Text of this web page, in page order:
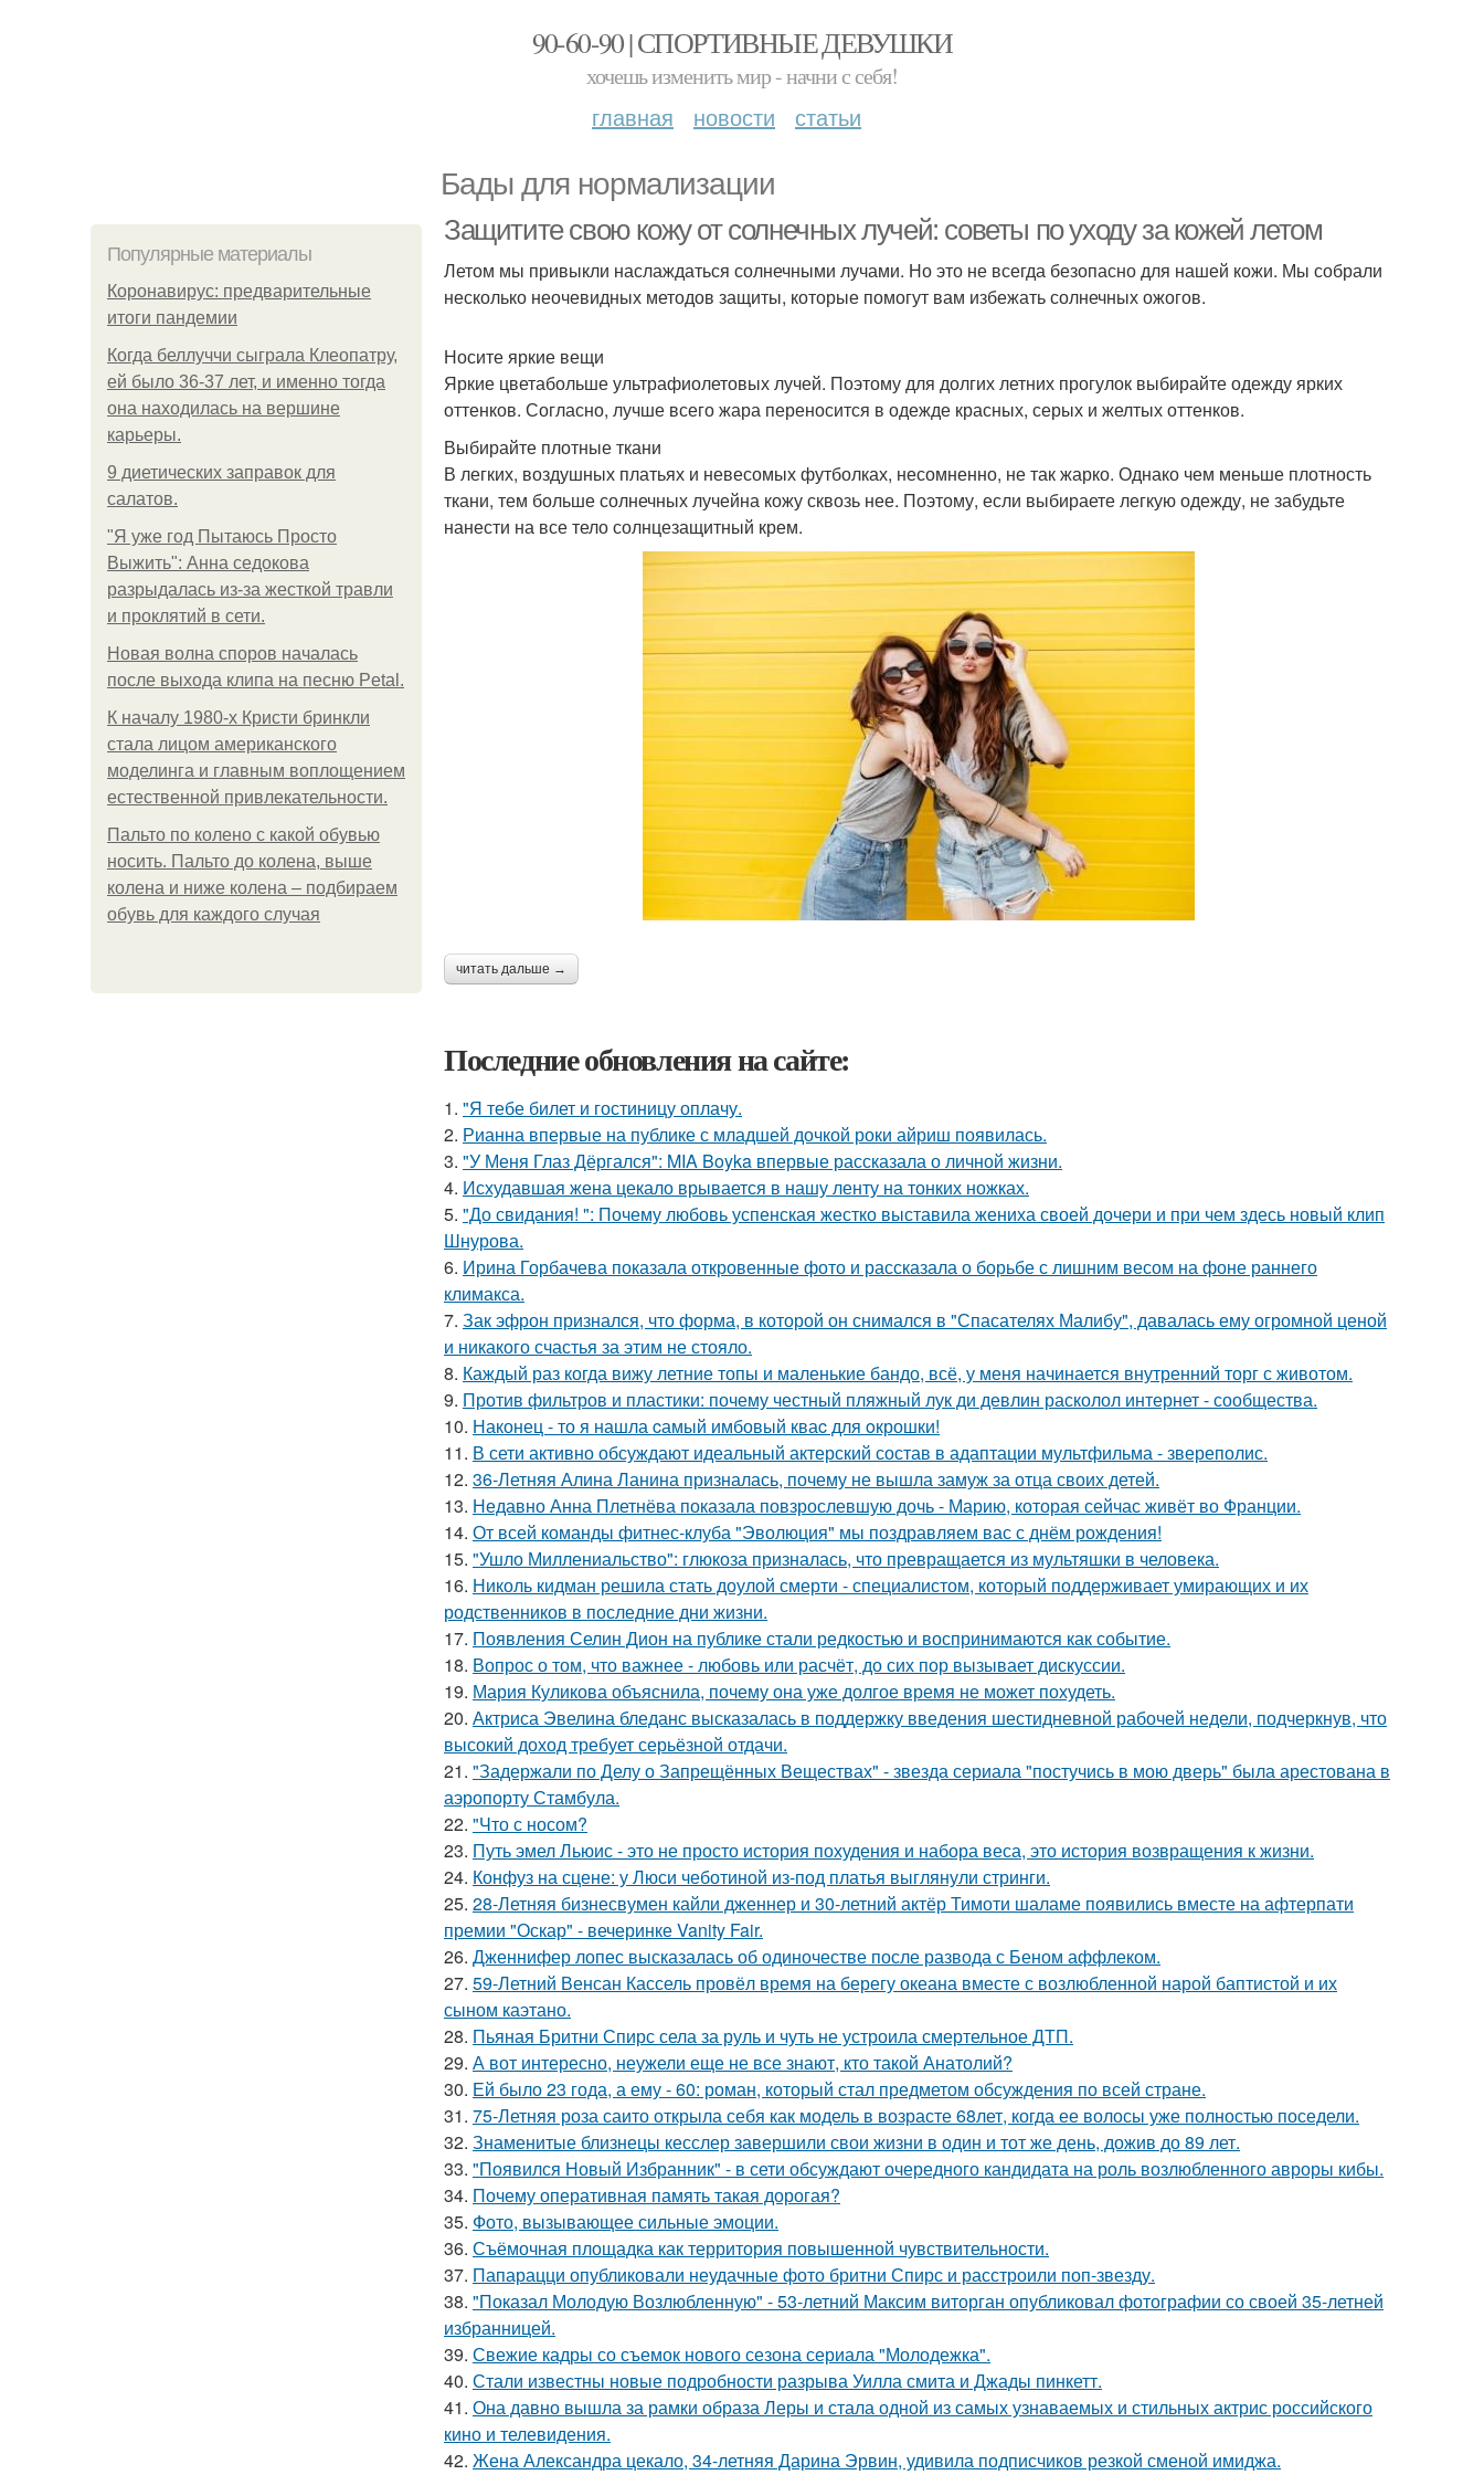
90-60-90 | СПОРТИВНЫЕ ДЕВУШКИ
хочешь изменить мир - начни с себя!
главная новости статьи
Бады для нормализации
Популярные материалы
Коронавирус: предварительные
итоги пандемии
Когда беллуччи сыграла Клеопатру,
ей было 36-37 лет, и именно тогда
она находилась на вершине
карьеры.
9 диетических заправок для
салатов.
"Я уже год Пытаюсь Просто
Выжить": Анна седокова
разрыдалась из-за жесткой травли
и проклятий в сети.
Новая волна споров началась
после выхода клипа на песню Petal.
К началу 1980-х Кристи бринкли
стала лицом американского
моделинга и главным воплощением
естественной привлекательности.
Пальто по колено с какой обувью
носить. Пальто до колена, выше
колена и ниже колена – подбираем
обувь для каждого случая
Защитите свою кожу от солнечных лучей: советы по уходу за кожей летом
Летом мы привыкли наслаждаться солнечными лучами. Но это не всегда безопасно для нашей кожи. Мы собрали
несколько неочевидных методов защиты, которые помогут вам избежать солнечных ожогов.
Носите яркие вещи
Яркие цветабольше ультрафиолетовых лучей. Поэтому для долгих летних прогулок выбирайте одежду ярких
оттенков. Согласно, лучше всего жара переносится в одежде красных, серых и желтых оттенков.
Выбирайте плотные ткани
В легких, воздушных платьях и невесомых футболках, несомненно, не так жарко. Однако чем меньше плотность
ткани, тем больше солнечных лучейна кожу сквозь нее. Поэтому, если выбираете легкую одежду, не забудьте
нанести на все тело солнцезащитный крем.
читать дальше →
Последние обновления на сайте:
1. "Я тебе билет и гостиницу оплачу.
2. Рианна впервые на публике с младшей дочкой роки айриш появилась.
3. "У Меня Глаз Дёргался": MIA Boyka впервые рассказала о личной жизни.
4. Исхудавшая жена цекало врывается в нашу ленту на тонких ножках.
5. "До свидания! ": Почему любовь успенская жестко выставила жениха своей дочери и при чем здесь новый клип
Шнурова.
6. Ирина Горбачева показала откровенные фото и рассказала о борьбе с лишним весом на фоне раннего
климакса.
7. Зак эфрон признался, что форма, в которой он снимался в "Спасателях Малибу", давалась ему огромной ценой
и никакого счастья за этим не стояло.
8. Каждый раз когда вижу летние топы и маленькие бандо, всё, у меня начинается внутренний торг с животом.
9. Против фильтров и пластики: почему честный пляжный лук ди девлин расколол интернет - сообщества.
10. Наконец - то я нашла cамый имбовый кваc для oкрошки!
11. В сети активно обсуждают идеальный актерский состав в адаптации мультфильма - звереполис.
12. 36-Летняя Алина Ланина призналась, почему не вышла замуж за отца своих детей.
13. Недавно Анна Плетнёва показала повзрослевшую дочь - Марию, которая сейчас живёт во Франции.
14. От всей команды фитнес-клуба "Эволюция" мы поздравляем вас с днём рождения!
15. "Ушло Миллениальство": глюкоза призналась, что превращается из мультяшки в человека.
16. Николь кидман решила стать доулой смерти - специалистом, который поддерживает умирающих и их
родственников в последние дни жизни.
17. Появления Селин Дион на публике стали редкостью и воспринимаются как событие.
18. Вопрос о том, что важнее - любовь или расчёт, до сих пор вызывает дискуссии.
19. Мария Куликова объяснила, почему она уже долгое время не может похудеть.
20. Актриса Эвелина бледанс высказалась в поддержку введения шестидневной рабочей недели, подчеркнув, что
высокий доход требует серьёзной отдачи.
21. "Задержали по Делу о Запрещённых Веществах" - звезда сериала "постучись в мою дверь" была арестована в
аэропорту Стамбула.
22. "Что с носом?
23. Путь эмел Льюис - это не просто история похудения и набора веса, это история возвращения к жизни.
24. Конфуз на сцене: у Люси чеботиной из-под платья выглянули стринги.
25. 28-Летняя бизнесвумен кайли дженнер и 30-летний актёр Тимоти шаламе появились вместе на афтерпати
премии "Оскар" - вечеринке Vanity Fair.
26. Дженнифер лопес высказалась об одиночестве после развода с Беном аффлеком.
27. 59-Летний Венсан Кассель провёл время на берегу океана вместе с возлюбленной нарой баптистой и их
сыном каэтано.
28. Пьяная Бритни Спирс села за руль и чуть не устроила смертельное ДТП.
29. А вот интересно, неужели еще не все знают, кто такой Анатолий?
30. Ей было 23 года, а ему - 60: роман, который стал предметом обсуждения по всей стране.
31. 75-Летняя роза саито открыла себя как модель в возрасте 68лет, когда ее волосы уже полностью поседели.
32. Знаменитые близнецы кесслер завершили свои жизни в один и тот же день, дожив до 89 лет.
33. "Появился Новый Избранник" - в сети обсуждают очередного кандидата на роль возлюбленного авроры кибы.
34. Почему оперативная память такая дорогая?
35. Фото, вызывающее сильные эмоции.
36. Съёмочная площадка как территория повышенной чувствительности.
37. Папарацци опубликовали неудачные фото бритни Спирс и расстроили поп-звезду.
38. "Показал Молодую Возлюбленную" - 53-летний Максим виторган опубликовал фотографии со своей 35-летней
избранницей.
39. Свежие кадры со съемок нового сезона сериала "Молодежка".
40. Стали известны новые подробности разрыва Уилла смита и Джады пинкетт.
41. Она давно вышла за рамки образа Леры и стала одной из самых узнаваемых и стильных актрис российского
кино и телевидения.
42. Жена Александра цекало, 34-летняя Дарина Эрвин, удивила подписчиков резкой сменой имиджа.